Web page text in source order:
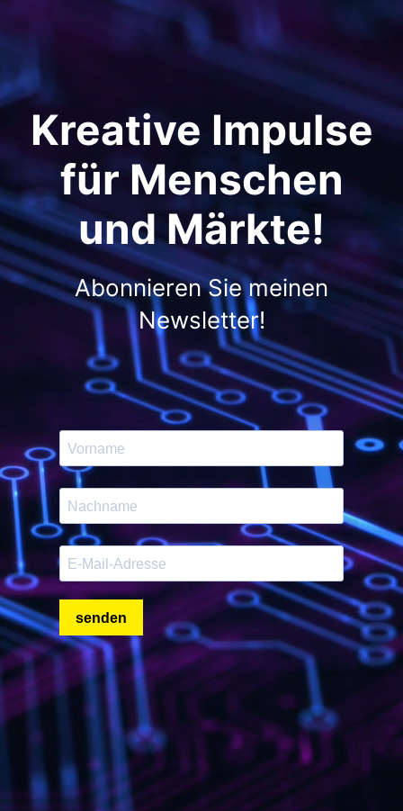
Kreative Impulse
für Menschen
und Märkte!
Abonnieren Sie meinen
Newsletter!